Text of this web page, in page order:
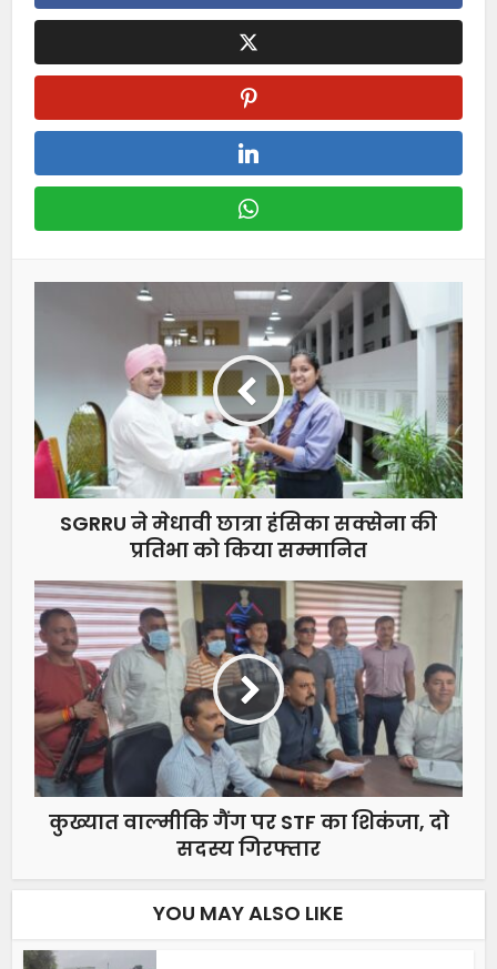
SGRRU ने मेधावी छात्रा हंसिका सक्सेना की
प्रतिभा को किया सम्मानित
कुख्यात वाल्मीकि गैंग पर STF का शिकंजा, दो
सदस्य गिरफ्तार
YOU MAY ALSO LIKE